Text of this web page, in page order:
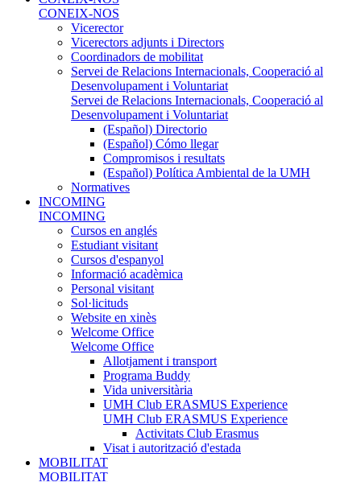
CONEIX-NOS
Vicerector
Vicerectors adjunts i Directors
Coordinadors de mobilitat
Servei de Relacions Internacionals, Cooperació al
Desenvolupament i Voluntariat
Servei de Relacions Internacionals, Cooperació al
Desenvolupament i Voluntariat
(Español) Directorio
(Español) Cómo llegar
Compromisos i resultats
(Español) Política Ambiental de la UMH
Normatives
INCOMING
INCOMING
Cursos en anglés
Estudiant visitant
Cursos d'espanyol
Informació acadèmica
Personal visitant
Sol·licituds
Website en xinès
Welcome Office
Welcome Office
Allotjament i transport
Programa Buddy
Vida universitària
UMH Club ERASMUS Experience
UMH Club ERASMUS Experience
Activitats Club Erasmus
Visat i autorització d'estada
MOBILITAT
MOBILITAT